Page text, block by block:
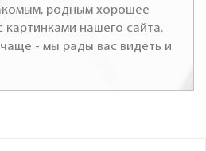
родным хорошее
картинками нашего сайта.
- мы рады вас видеть и